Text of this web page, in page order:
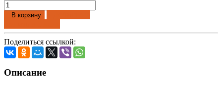
В корзину
Поделиться ссылкой:
Описание